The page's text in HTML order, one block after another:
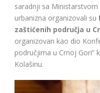
saradnji sa
urbanizna organizovali su
zaštićenih područja u
organizovan kao dio
područjima u Crnoj Gori”
Kolašinu.